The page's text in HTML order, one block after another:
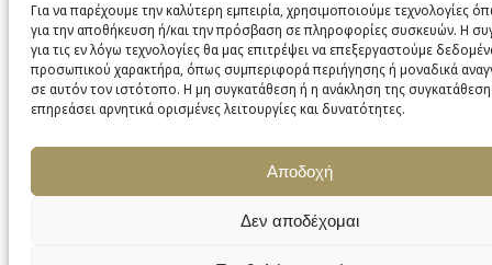
Για να παρέχουμε την καλύτερη εμπειρία, χρησιμοποιούμε τεχνολογίες
για την αποθήκευση ή/και την πρόσβαση σε πληροφορίες συσκευών. Η
για τις εν λόγω τεχνολογίες θα μας επιτρέψει να επεξεργαστούμε
προσωπικού χαρακτήρα, όπως συμπεριφορά περιήγησης ή μοναδικά
σε αυτόν τον ιστότοπο. Η μη συγκατάθεση ή η ανάκληση της
επηρεάσει αρνητικά ορισμένες λειτουργίες και δυνατότητες.
Αποδοχή
Δεν αποδέχομαι